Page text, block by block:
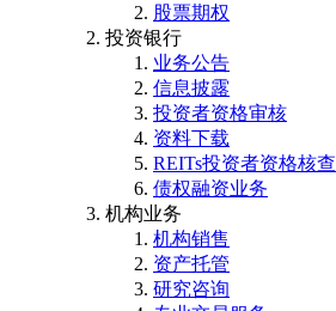
股票期权
投资银行
业务公告
信息披露
投资者资格审核
资料下载
REITs投资者资格核查
债权融资业务
机构业务
机构销售
资产托管
研究咨询